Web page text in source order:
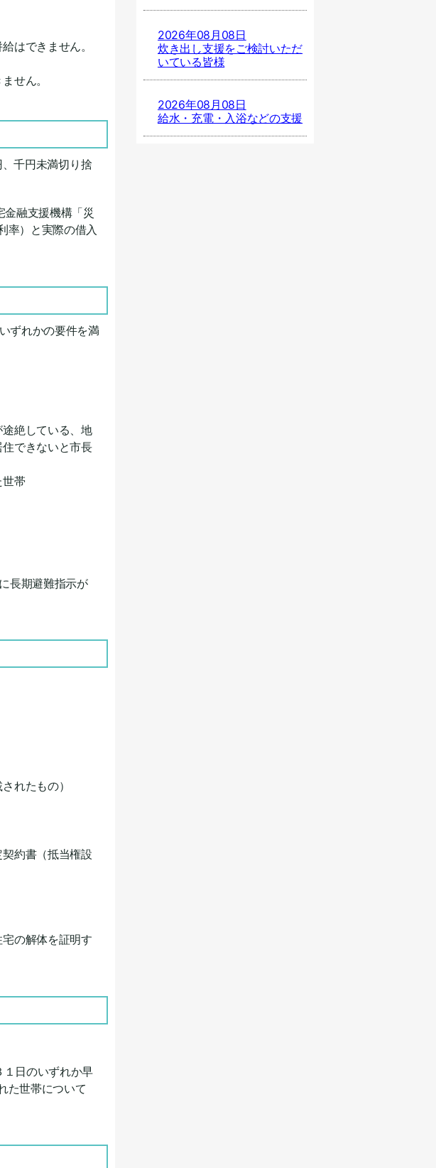
はできません。
せん。
千円未満切り捨
融支援機構「災
率）と実際の借入
ずれかの要件を満
絶している、地
できないと市長
帯
長期避難指示が
れたもの）
約書（抵当権設
の解体を証明す
日のいずれか早
た世帯について
2026年08月08日
炊き出し支援をご検討いただ
いている皆様
2026年08月08日
給水・充電・入浴などの支援